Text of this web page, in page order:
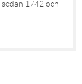
1742 och